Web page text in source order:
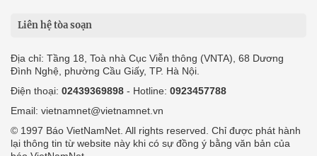
Liên hệ tòa soạn
Địa chỉ: Tầng 18, Toà nhà Cục Viễn thông (VNTA), 68 Dương
Đình Nghệ, phường Cầu Giấy, TP. Hà Nội.
Điện thoại: 02439369898 - Hotline: 0923457788
Email: vietnamnet@vietnamnet.vn
© 1997 Báo VietNamNet. All rights reserved. Chỉ được phát hành
lại thông tin từ website này khi có sự đồng ý bằng văn bản của